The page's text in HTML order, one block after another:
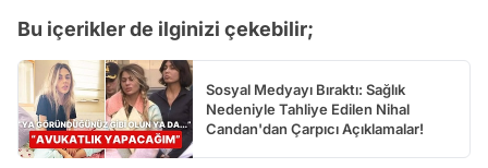
Bu içerikler de ilginizi çekebilir;
Sosyal Medyayı Bıraktı: Sağlık
Nedeniyle Tahliye Edilen Nihal
Candan'dan Çarpıcı Açıklamalar!